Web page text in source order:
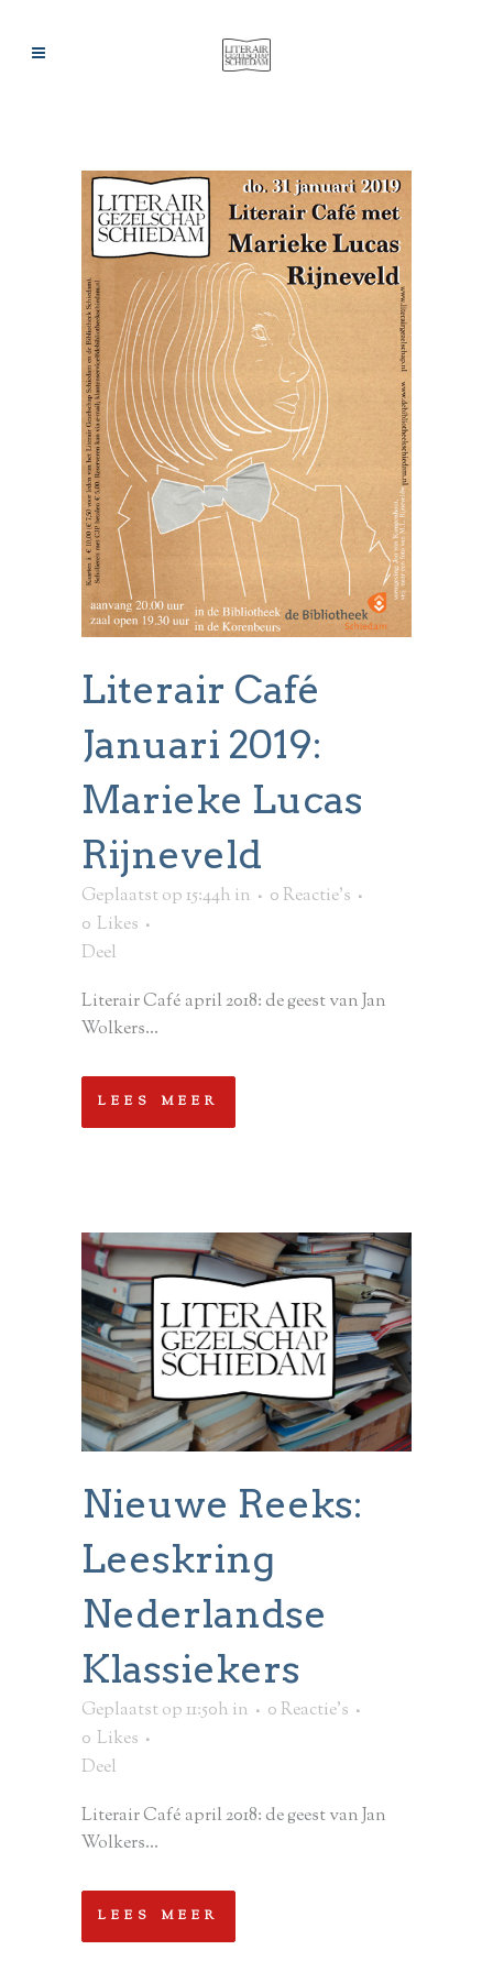
Literair Café
Januari 2019:
Marieke Lucas
Rijneveld
Geplaatst op 15:44h in
0 Reactie's
0 Likes
Deel
Literair Café april 2018: de geest van Jan
Wolkers...
LEES MEER
Nieuwe Reeks:
Leeskring
Nederlandse
Klassiekers
Geplaatst op 11:50h in
0 Reactie's
0 Likes
Deel
Literair Café april 2018: de geest van Jan
Wolkers...
LEES MEER